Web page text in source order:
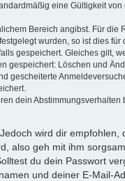
eine Gültigkeit
Bereich angibst. Für
wurden, so ist dies
gespeichert. Gleiches gilt,
Löschen und
gescheiterte
dein
wird dir
also geh mit ihm
du dein Passwort
und deiner E-Mail-